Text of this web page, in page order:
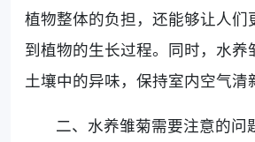
植物整体的负担，还能够让人们
到植物的生长过程。同时，水养
土壤中的异味，保持室内空气清
二、水养雏菊需要注意的问